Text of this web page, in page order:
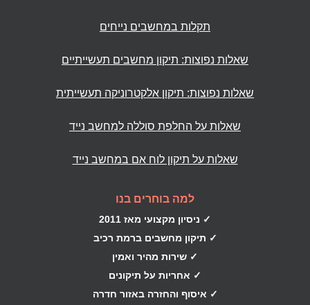
תקלות במחשבים נייחים
שאלות נפוצות: תיקון מחשבים תעשייתיים
שאלות נפוצות: תיקון אלקטרוניקה תעשייתית
שאלות על החלפת סוללה למחשב נייד
שאלות על תיקון לוח אם במחשב נייד
למה בוחרים בנו
✓ ניסיון מקצועי מאז 2011
✓ תיקון מחשבים ברמת רכיב
✓ שירות מהיר ואמין
✓ אחריות על תיקונים
✓ איסוף והחזרה באזור חדרה